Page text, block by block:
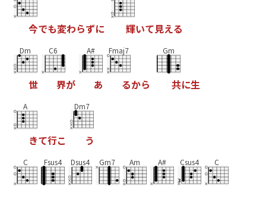
今でも変わらずに 輝いて見える
Dm
世
C6
界が
A#
あ
Fmaj7
るから
Gm
共に生
A
きて行こ
Dm7
う
C Fsus4 Dsus4 Gm7 Am A# Csus4 C